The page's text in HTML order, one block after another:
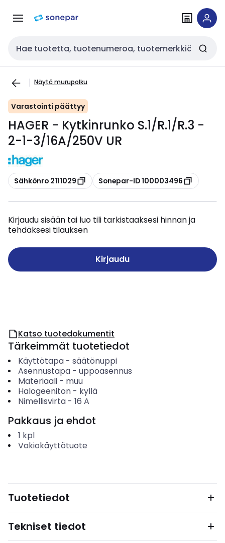
navigointiinsisältöön
Haku
Näytä murupolku
Varastointi päättyy
HAGER - Kytkinrunko S.1/R.1/R.3 -
2-1-3/16A/250V UR
Kopioi
Sähkönro 2111029 Kopioi
Sonepar-ID 100003496
Kirjaudu sisään tai luo tili tarkistaaksesi hinnan ja
tehdäksesi tilauksen
Kirjaudu
Katso tuotedokumentit
Tärkeimmät tuotetiedot
Käyttötapa- säätönuppi
Asennustapa- uppoasennus
Materiaali- muu
Halogeeniton- kyllä
Nimellisvirta- 16 A
Pakkaus ja ehdot
1 kpl
Vakiokäyttötuote
Tuotetiedot
Tekniset tiedot